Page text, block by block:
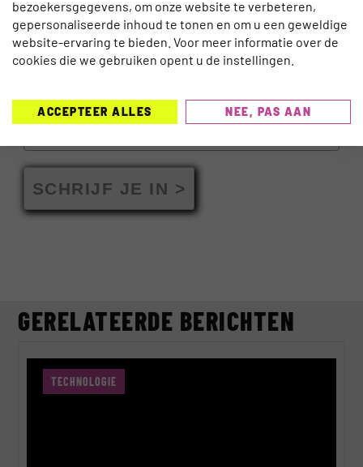
INSCHRIJVEN NIEUWSBRIEF
SCHRIJF JE IN >
GERELATEERDE BERICHTEN
TECHNOLOGIE
bezoekersgegevens, om onze website te verbeteren,
gepersonaliseerde inhoud te tonen en om u een geweldige
website-ervaring te bieden. Voor meer informatie over de
cookies die we gebruiken opent u de instellingen.
ACCEPTEER ALLES NEE, PAS AAN